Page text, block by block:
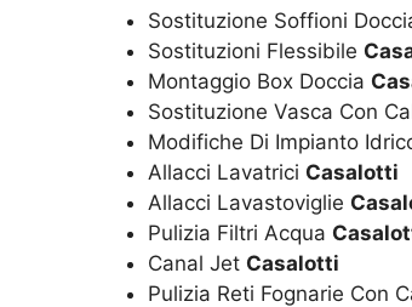
Sostituzione Soffioni
Sostituzioni Flessibile
Montaggio Box Doccia
Sostituzione Vasca Con
Modifiche Di Impianto
Allacci Lavatrici Casalotti
Allacci Lavastoviglie
Pulizia Filtri Acqua
Canal Jet Casalotti
Pulizia Reti Fognarie Con